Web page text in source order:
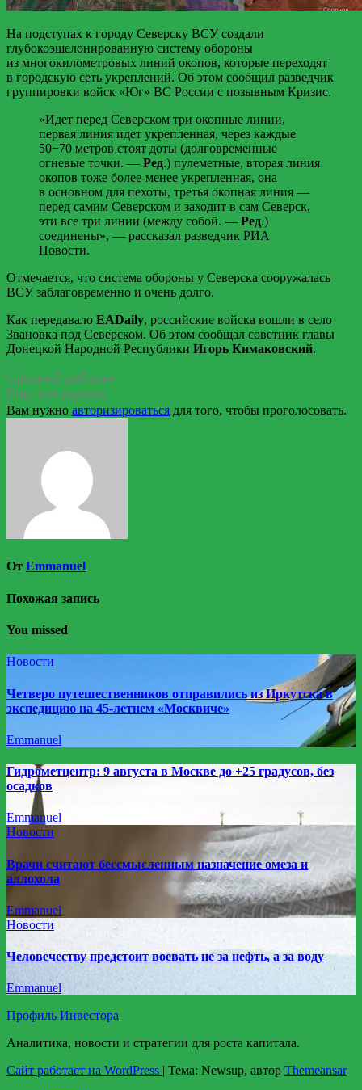
На подступах к городу Северску ВСУ создали
глубокоэшелонированную систему обороны
из многокилометровых линий окопов, которые переходят
в городскую сеть укреплений. Об этом сообщил разведчик
группировки войск «Юг» ВС России с позывным Кризис.
«Идет перед Северском три окопные линии,
первая линия идет укрепленная, через каждые
50−70 метров стоят доты (долговременные
огневые точки. — Ред.) пулеметные, вторая линия
окопов тоже более-менее укрепленная, она
в основном для пехоты, третья окопная линия —
перед самим Северском и заходит в сам Северск,
эти все три линии (между собой. — Ред.)
соединены», — рассказал разведчик РИА
Новости.
Отмечается, что система обороны у Северска сооружалась
ВСУ заблаговременно и очень долго.
Как передавало EADaily, российские войска вошли в село
Звановка под Северском. Об этом сообщал советник главы
Донецкой Народной Республики Игорь Кимаковский.
Средний рейтинг
Еще нет оценок
Вам нужно авторизироваться для того, чтобы проголосовать.
От Emmanuel
Похожая запись
You missed
Новости
Четверо путешественников отправились из Иркутска в
экспедицию на 45-летнем «Москвиче»
Emmanuel
Гидрометцентр: 9 августа в Москве до +25 градусов, без
осадков
Emmanuel
Новости
Врачи считают бессмысленным назначение омеза и
аллохола
Emmanuel
Новости
Человечеству предстоит воевать не за нефть, а за воду
Emmanuel
Профиль Инвестора
Аналитика, новости и стратегии для роста капитала.
Сайт работает на WordPress | Тема: Newsup, автор Themeansar